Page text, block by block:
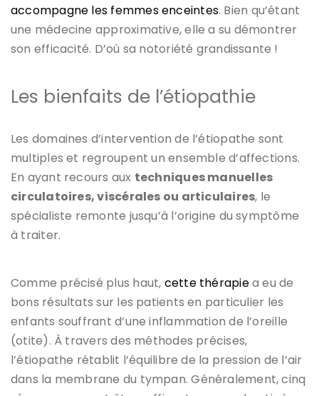
accompagne les femmes enceintes. Bien qu’étant
une médecine approximative, elle a su démontrer
son efficacité. D’où sa notoriété grandissante !
Les bienfaits de l’étiopathie
Les domaines d’intervention de l’étiopathe sont
multiples et regroupent un ensemble d’affections.
En ayant recours aux techniques manuelles
circulatoires, viscérales ou articulaires, le
spécialiste remonte jusqu’à l’origine du symptôme
à traiter.
Comme précisé plus haut, cette thérapiea eu de
bons résultats sur les patients en particulier les
enfants souffrant d’une inflammation de l’oreille
(otite). À travers des méthodes précises,
l’étiopathe rétablit l’équilibre de la pression de l’air
dans la membrane du tympan. Généralement, cinq